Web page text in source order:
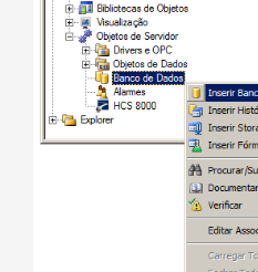
o
Banco
de
Dados.